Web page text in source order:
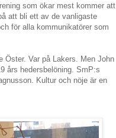
som ökar mest kommer att
att bli ett av de vanligaste
för alla kommunikatörer som
Öster. Var på Lakers. Men John
års hedersbelöning. SmP:s
Kultur och nöje är en